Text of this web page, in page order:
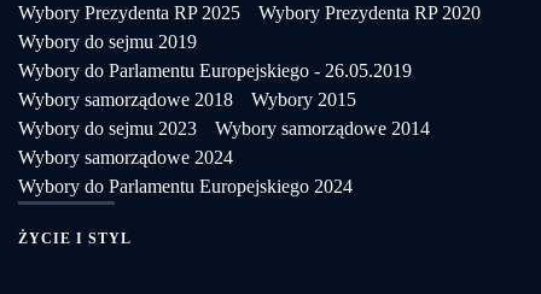
Wybory Prezydenta RP 2025
Wybory Prezydenta RP 2020
Wybory do sejmu 2019
Wybory do Parlamentu Europejskiego - 26.05.2019
Wybory samorządowe 2018
Wybory 2015
Wybory do sejmu 2023
Wybory samorządowe 2014
Wybory samorządowe 2024
Wybory do Parlamentu Europejskiego 2024
ŻYCIE I STYL